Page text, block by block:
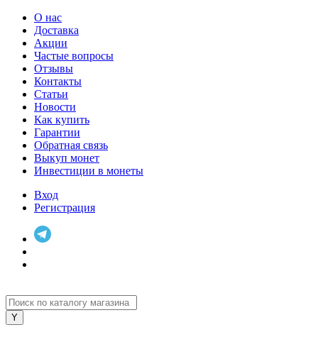
О нас
Доставка
Акции
Частые вопросы
Отзывы
Контакты
Статьи
Новости
Как купить
Гарантии
Обратная связь
Выкуп монет
Инвестиции в монеты
Вход
Регистрация